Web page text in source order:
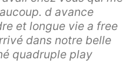
d avance
et longue vie a free
dans notre belle
quadruple play